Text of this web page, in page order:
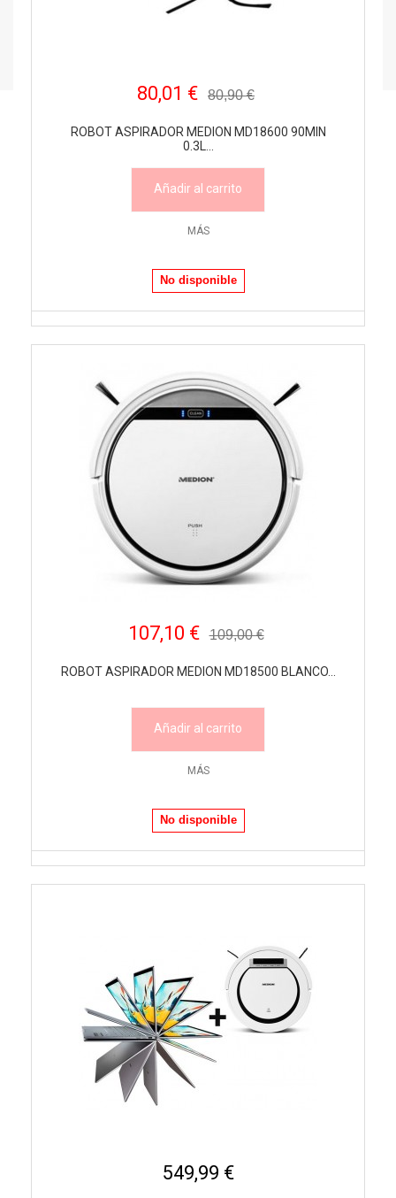
80,01 € 80,90 €
ROBOT ASPIRADOR MEDION MD18600 90MIN
0.3L...
Añadir al carrito
MÁS
No disponible
107,10 € 109,00 €
ROBOT ASPIRADOR MEDION MD18500 BLANCO...
Añadir al carrito
MÁS
No disponible
549,99 €